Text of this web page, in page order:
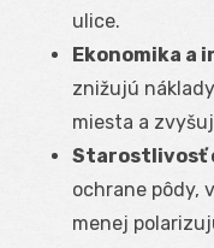
ulice.
Ekonomika a
znižujú
miesta a
Starostlivosť
ochrane pôdy,
menej